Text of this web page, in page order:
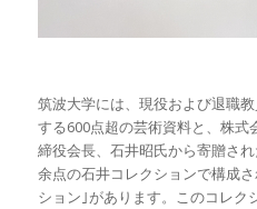
筑波大学には、現役および退職
する600点超の芸術資料と、株式
締役会長、石井昭氏から寄贈さ
余点の石井コレクションで構成
ション｣があります。このコレク